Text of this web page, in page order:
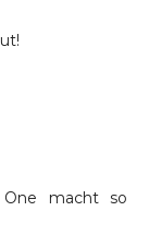
macht so